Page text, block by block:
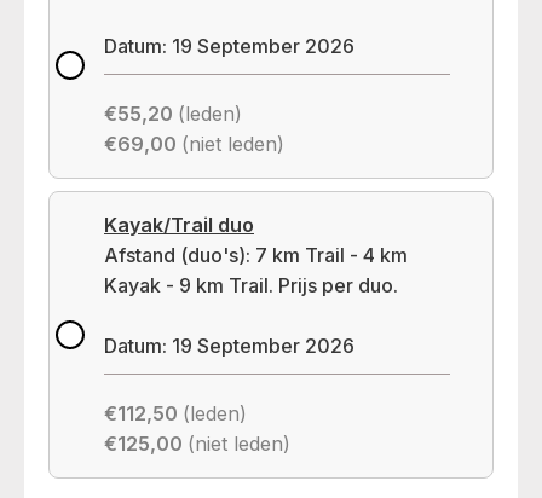
Datum: 19 September 2026
€55,20 (leden)
€69,00 (niet leden)
Kayak/Trail duo
Afstand (duo's): 7 km Trail - 4 km
Kayak - 9 km Trail. Prijs per duo.
Datum: 19 September 2026
€112,50 (leden)
€125,00 (niet leden)